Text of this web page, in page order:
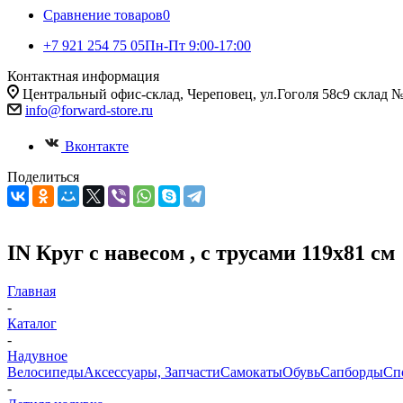
Сравнение товаров0
+7 921 254 75 05Пн-Пт 9:00-17:00
Контактная информация
Центральный офис-склад, Череповец, ул.Гоголя 58с9 склад
info@forward-store.ru
Вконтакте
Поделиться
IN Круг с навесом , с трусами 119х81 см
Главная
-
Каталог
-
Надувное
ВелосипедыАксессуары, ЗапчастиСамокатыОбувьСапборды
-